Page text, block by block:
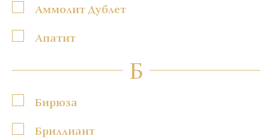
Аммолит Дублет
Апатит
Б
Бирюза
Бриллиант